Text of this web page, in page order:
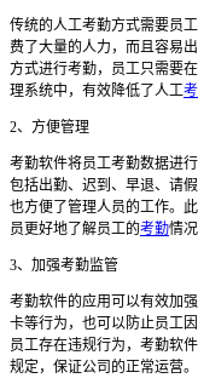
传统的人工考勤方式需要员
费了大量的人力，而且容易
方式进行考勤，员工只需要
理系统中，有效降低了人工
2、方便管理
考勤软件将员工考勤数据进
包括出勤、迟到、早退、请
也方便了管理人员的工作。
员更好地了解员工的考勤情
3、加强考勤监管
考勤软件的应用可以有效加
卡等行为，也可以防止员工
员工存在违规行为，考勤软
规定，保证公司的正常运营。